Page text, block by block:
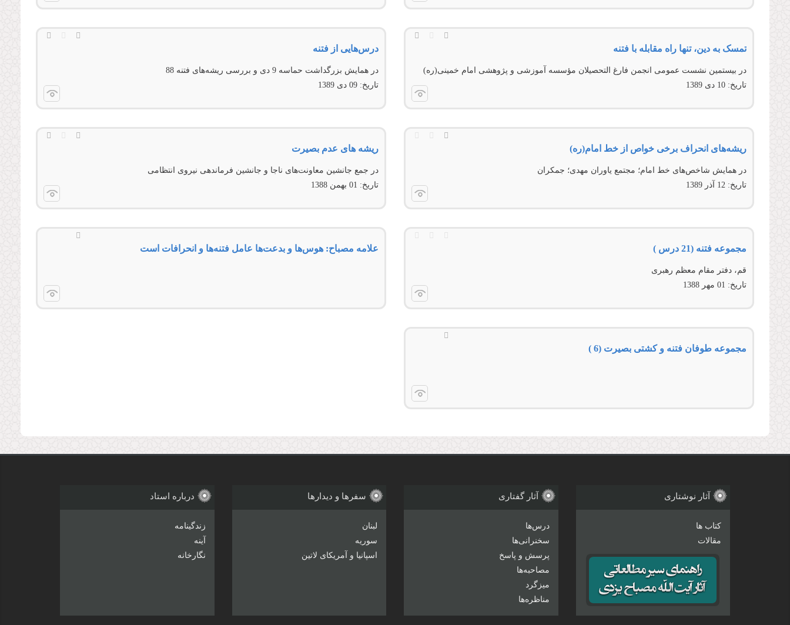
تمسک به دین، تنها راه مقابله با فتنه
در بیستمین نشست عمومی انجمن فارغ التحصیلان مؤسسه آموزشی و پژوهشی امام خمینی(ره)
تاریخ: 10 دى 1389
درس‌هایی از فتنه
در همایش بزرگداشت حماسه 9 دی و بررسی ریشه‌های فتنه 88
تاریخ: 09 دى 1389
ریشه‌های انحراف برخی خواص از خط امام(ره)
در همایش شاخص‌های خط امام؛ مجتمع یاوران مهدی؛ جمکران
تاریخ: 12 آذر 1389
ريشه های عدم بصيرت
در جمع جانشین معاونت‌های ناجا و جانشین فرماندهی نیروی انتظامی
تاریخ: 01 بهمن 1388
مجموعه فتنه (21 درس )
قم، دفتر مقام معظم رهبری
تاریخ: 01 مهر 1388
علامه مصباح: هوس‌ها و بدعت‌ها عامل فتنه‌ها و انحرافات است
مجموعه طوفان فتنه و کشتی بصیرت (6 )
آثار نوشتاری
کتاب ها
مقالات
آثار گفتاری
درس‌ها
سخنرانی‌ها
پرسش و پاسخ
مصاحبه‌ها
میزگرد
مناظره‌ها
سفرها و دیدارها
لبنان
سوریه
اسپانیا و آمریکای لاتین
درباره استاد
زندگینامه
آینه
نگارخانه